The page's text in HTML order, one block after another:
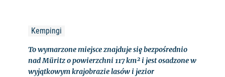
Kempingi
To wymarzone miejsce znajduje się bezpośrednio
nad Müritz o powierzchni 117 km² i jest osadzone w
wyjątkowym krajobrazie lasów i jezior